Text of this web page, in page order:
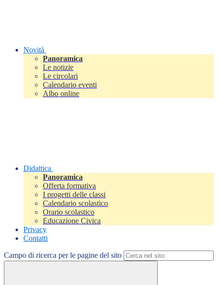
Novità
Panoramica
Le notizie
Le circolari
Calendario eventi
Albo online
Didattica
Panoramica
Offerta formativa
I progetti delle classi
Calendario scolastico
Orario scolastico
Educazione Civica
Privacy
Contatti
Campo di ricerca per le pagine del sito